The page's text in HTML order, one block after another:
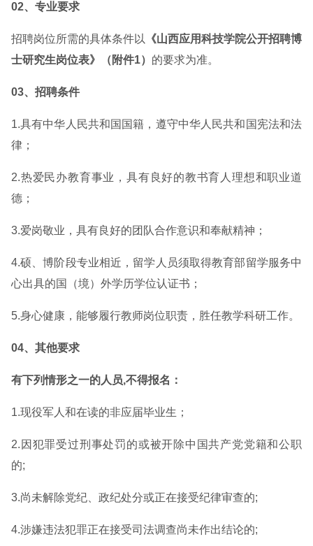
02、专业要求
招聘岗位所需的具体条件以
《山西应用科技学院公开招聘博
士研究生岗位表》（附件1） 的要求为准。
03、招聘条件
1.具有中华人民共和国国籍，遵守中华人民共和国宪法和法
律；
2.热爱民办教育事业，具有良好的教书育人理想和职业道
德；
3.爱岗敬业，具有良好的团队合作意识和奉献精神；
4.硕、博阶段专业相近，留学人员须取得教育部留学服务中
心出具的国（境）外学历学位认证书；
5.身心健康，能够履行教师岗位职责，胜任教学科研工作。
04、其他要求
有下列情形之一的人员,不得报名：
1.现役军人和在读的非应届毕业生；
2.因犯罪受过刑事处罚的或被开除中国共产党党籍和公职
的;
3.尚未解除党纪、政纪处分或正在接受纪律审查的;
4.涉嫌违法犯罪正在接受司法调查尚未作出结论的;